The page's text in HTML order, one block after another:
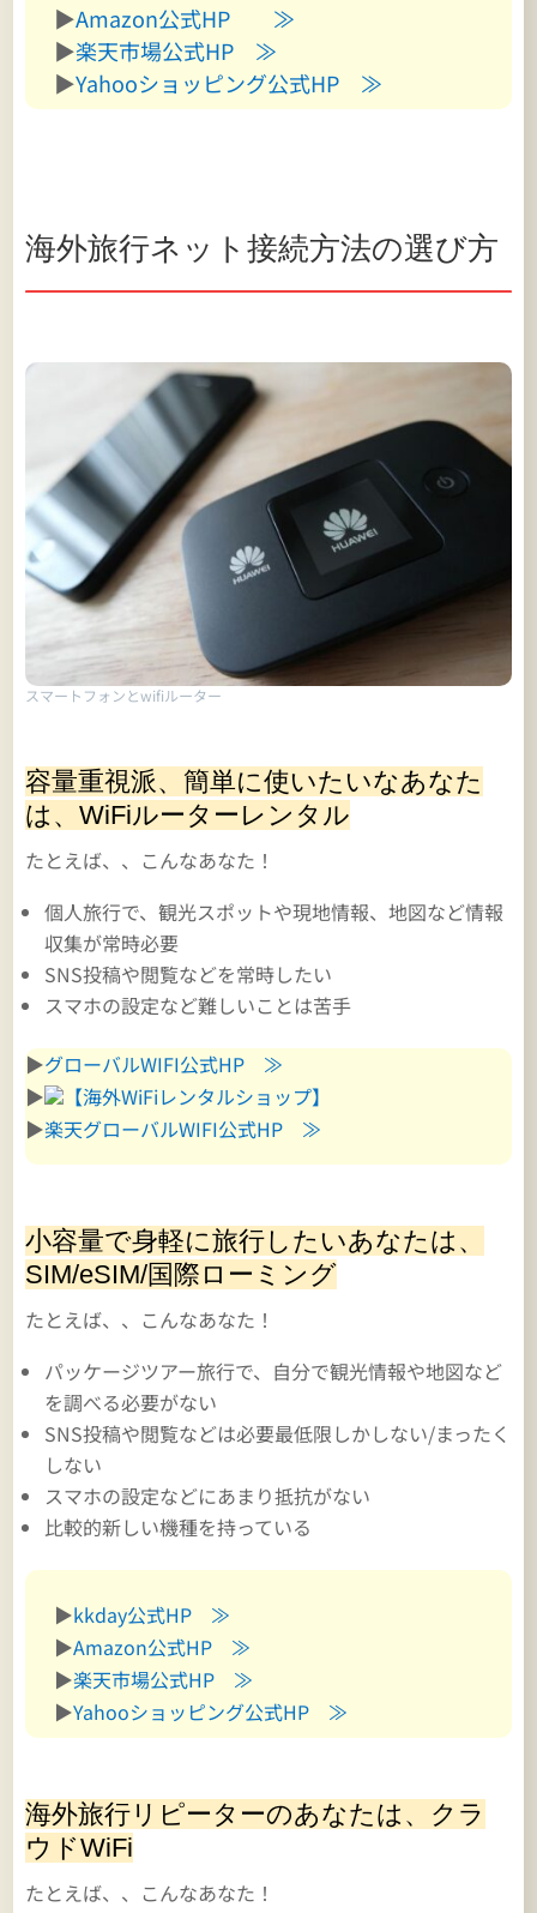
▶Amazon公式HP ≫
▶楽天市場公式HP ≫
▶Yahooショッピング公式HP ≫
海外旅行ネット接続方法の選び方
スマートフォンとwifiルーター
容量重視派、簡単に使いたいなあなた
は、WiFiルーターレンタル
たとえば、、こんなあなた！
個人旅行で、観光スポットや現地情報、地図など情報
収集が常時必要
SNS投稿や閲覧などを常時したい
スマホの設定など難しいことは苦手
▶グローバルWIFI公式HP ≫
▶
【海外WiFiレンタルショップ】
▶楽天グローバルWIFI公式HP ≫
小容量で身軽に旅行したいあなたは、
SIM/eSIM/国際ローミング
たとえば、、こんなあなた！
パッケージツアー旅行で、自分で観光情報や地図など
を調べる必要がない
SNS投稿や閲覧などは必要最低限しかしない/まったく
しない
スマホの設定などにあまり抵抗がない
比較的新しい機種を持っている
▶kkday公式HP ≫
▶Amazon公式HP ≫
▶楽天市場公式HP ≫
▶Yahooショッピング公式HP ≫
海外旅行リピーターのあなたは、クラ
ウドWiFi
たとえば、、こんなあなた！